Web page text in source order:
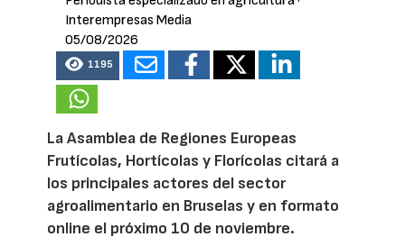
Interempresas Media
05/08/2026
1195
La Asamblea de Regiones Europeas
Frutícolas, Hortícolas y Florícolas citará a
los principales actores del sector
agroalimentario en Bruselas y en formato
online el próximo 10 de noviembre.